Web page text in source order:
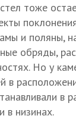
тоже
и поляны,
обряды,
Но у
в
в
в низинах.